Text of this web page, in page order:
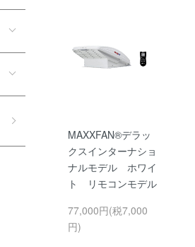
MAXXFAN®デラッ
クスインターナショ
ナルモデル ホワイ
ト リモコンモデル
77,000円(税7,000
円)